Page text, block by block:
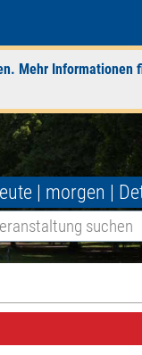
Mehr Informationen
| morgen |